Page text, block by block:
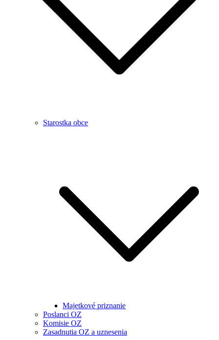
Starostka obce
Majetkové priznanie
Poslanci OZ
Komisie OZ
Zasadnutia OZ a uznesenia